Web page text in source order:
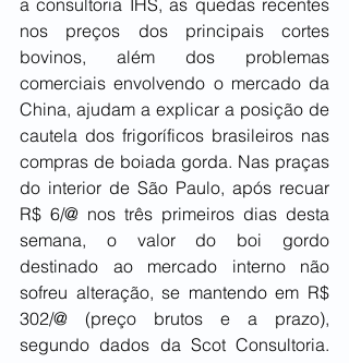
a consultoria IHS, as quedas recentes
nos preços dos principais cortes
bovinos, além dos problemas
comerciais envolvendo o mercado da
China, ajudam a explicar a posição de
cautela dos frigoríficos brasileiros nas
compras de boiada gorda. Nas praças
do interior de São Paulo, após recuar
R$ 6/@ nos três primeiros dias desta
semana, o valor do boi gordo
destinado ao mercado interno não
sofreu alteração, se mantendo em R$
302/@ (preço brutos e a prazo),
segundo dados da Scot Consultoria.